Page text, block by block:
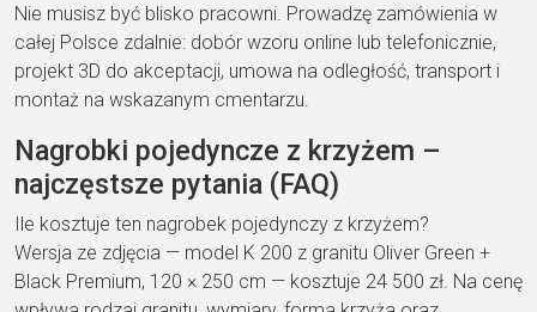
Nie musisz być blisko pracowni. Prowadzę zamówienia w
całej Polsce zdalnie: dobór wzoru online lub telefonicznie,
projekt 3D do akceptacji, umowa na odległość, transport i
montaż na wskazanym cmentarzu.
Nagrobki pojedyncze z krzyżem –
najczęstsze pytania (FAQ)
Ile kosztuje ten nagrobek pojedynczy z krzyżem?
Wersja ze zdjęcia — model K 200 z granitu Oliver Green +
Black Premium, 120 × 250 cm — kosztuje 24 500 zł . Na cenę